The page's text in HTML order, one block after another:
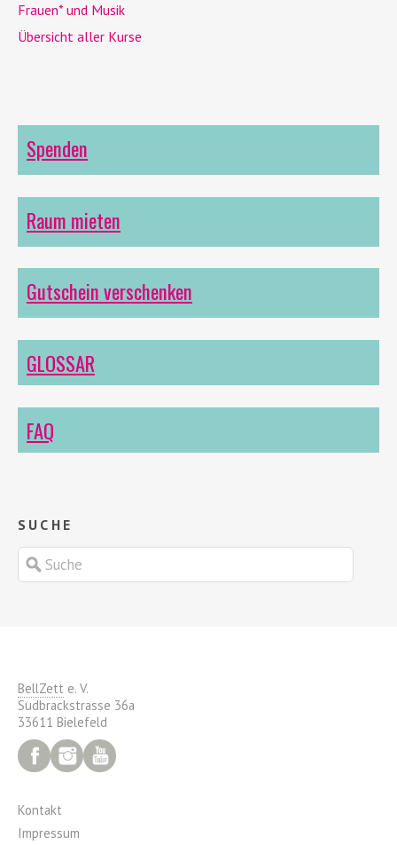
Frauen* und Musik
Übersicht aller Kurse
Spenden
Raum mieten
Gutschein verschenken
GLOSSAR
FAQ
SUCHE
BellZett e. V.
Sudbrackstrasse 36a
33611 Bielefeld
FacebookInstagram
Kontakt
Impressum